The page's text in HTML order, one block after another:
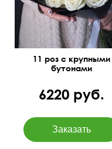
11 роз с крупными
бутонами
6220 руб.